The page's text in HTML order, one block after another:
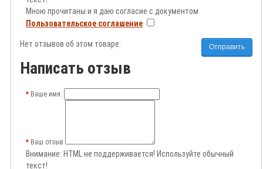
Мною прочитаны и я даю согласие с документом
Пользовательское соглашение
Отправить
Нет отзывов об этом товаре.
Написать отзыв
Ваше имя:
Ваш отзыв
Внимание: HTML не поддерживается! Используйте обычный
текст!